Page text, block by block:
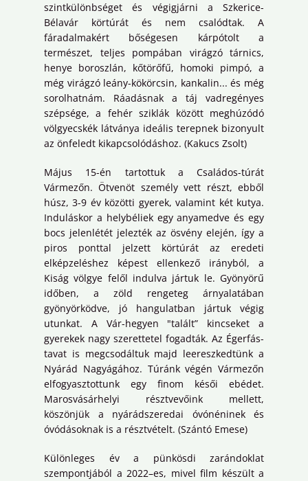
szintkülönbséget és végigjárni a Szkerice-
Bélavár körtúrát és nem csalódtak. A
fáradalmakért bőségesen kárpótolt a
természet, teljes pompában virágzó tárnics,
henye boroszlán, kőtörőfű, homoki pimpó, a
még virágzó leány-kökörcsin, kankalin... és még
sorolhatnám. Ráadásnak a táj vadregényes
szépsége, a fehér sziklák között meghúzódó
völgyecskék látványa ideális terepnek bizonyult
az önfeledt kikapcsolódáshoz. (Kakucs Zsolt)
Május 15-én tartottuk a Családos-túrát
Vármezőn. Ötvenöt személy vett részt, ebből
húsz, 3-9 év közötti gyerek, valamint két kutya.
Induláskor a helybéliek egy anyamedve és egy
bocs jelenlétét jelezték az ösvény elején, így a
piros ponttal jelzett körtúrát az eredeti
elképzeléshez képest ellenkező irányból, a
Kiság völgye felől indulva jártuk le. Gyönyörű
időben, a zöld rengeteg árnyalatában
gyönyörködve, jó hangulatban jártuk végig
utunkat. A Vár-hegyen "talált” kincseket a
gyerekek nagy szerettetel fogadták. Az Égerfás-
tavat is megcsodáltuk majd leereszkedtünk a
Nyárád Nagyágához. Túránk végén Vármezőn
elfogyasztottunk egy finom késői ebédet.
Marosvásárhelyi résztvevőink mellett,
köszönjük a nyárádszeredai óvónéninek és
óvódásoknak is a résztvételt. (Szántó Emese)
Különleges év a pünkösdi zarándoklat
szempontjából a 2022–es, mivel film készült a